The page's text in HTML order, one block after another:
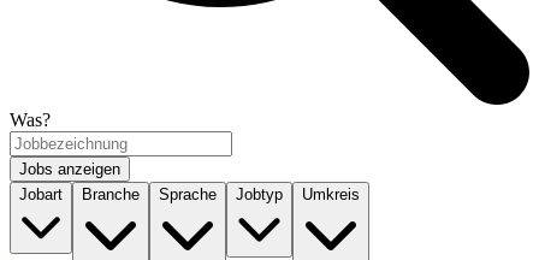
Was?
Jobs anzeigen
Jobart
Branche Sprache Jobtyp Umkreis